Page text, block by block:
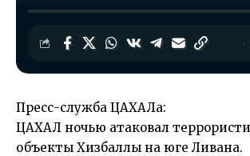
Пресс-служба ЦАХАЛа:
ЦАХАЛ ночью атаковал
объекты Хизбаллы на юге Ливана.